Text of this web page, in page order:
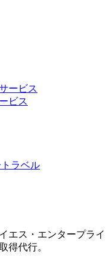
ビス
ラベル
エス・エンタープライ
得代行。